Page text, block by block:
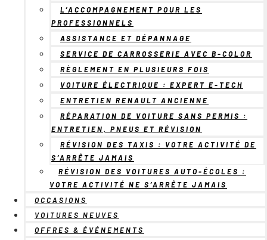
L’ACCOMPAGNEMENT POUR LES
PROFESSIONNELS
ASSISTANCE ET DÉPANNAGE
SERVICE DE CARROSSERIE AVEC B-COLOR
RÈGLEMENT EN PLUSIEURS FOIS
VOITURE ÉLECTRIQUE : EXPERT E-TECH
ENTRETIEN RENAULT ANCIENNE
RÉPARATION DE VOITURE SANS PERMIS :
ENTRETIEN, PNEUS ET RÉVISION
RÉVISION DES TAXIS : VOTRE ACTIVITÉ DE
S’ARRÊTE JAMAIS
RÉVISION DES VOITURES AUTO-ÉCOLES :
VOTRE ACTIVITÉ NE S’ARRÊTE JAMAIS
OCCASIONS
VOITURES NEUVES
OFFRES & ÉVÉNEMENTS